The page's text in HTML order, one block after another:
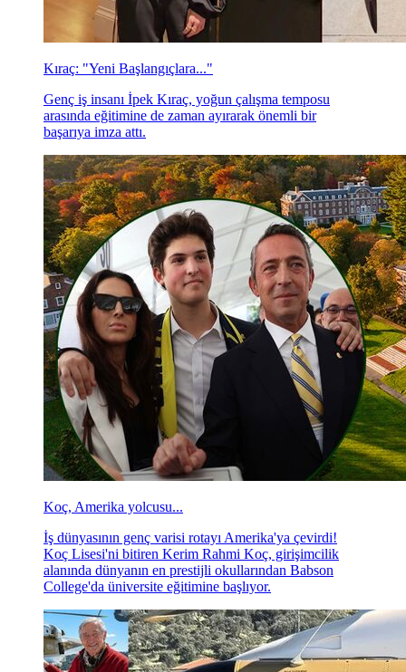
Kıraç: "Yeni Başlangıçlara..."
Genç iş insanı İpek Kıraç, yoğun çalışma temposu
arasında eğitimine de zaman ayırarak önemli bir
başarıya imza attı.
Koç, Amerika yolcusu...
İş dünyasının genç varisi rotayı Amerika'ya çevirdi!
Koç Lisesi'ni bitiren Kerim Rahmi Koç, girişimcilik
alanında dünyanın en prestijli okullarından Babson
College'da üniversite eğitimine başlıyor.